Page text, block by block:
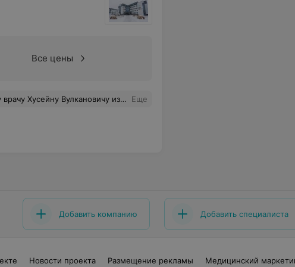
Все цены
и доброжелательность. Желаю вам здоровья, успехов в вашей нелегкой работе и благополучия! С уважением, Греков Александр Анатольевич (22.08.2025 - 3.09.2025) Еще
Добавить компанию Добавить специалиста
Новости проекта Размещение рекламы Медицинский